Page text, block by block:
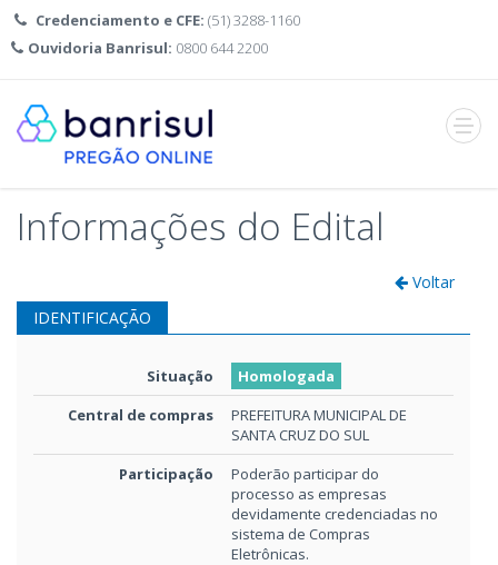
Credenciamento e CFE: (51) 3288-1160
Ouvidoria Banrisul: 0800 644 2200
Abrir
menu
Informações do Edital
Voltar
IDENTIFICAÇÃO
Situação
Homologada
Central de compras
PREFEITURA MUNICIPAL DE
SANTA CRUZ DO SUL
Participação
Poderão participar do
processo as empresas
devidamente credenciadas no
sistema de Compras
Eletrônicas.